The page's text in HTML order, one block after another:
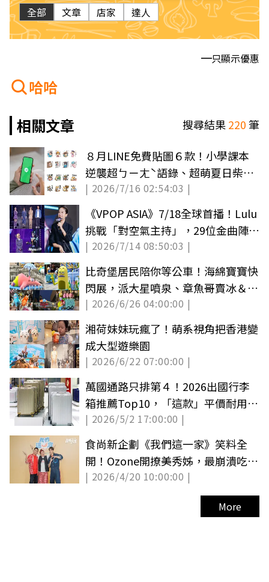
全部 文章 店家 達人
只顯示優惠
哈哈
相關文章
搜尋結果220筆
８月LINE免費貼圖６款！小學課本
逆襲超ㄅㄧㄤˋ語錄、超萌夏日柴犬
度假趣
| 2026/7/16 02:54:03 |
《VPOP ASIA》7/18全球首播！Lulu
挑戰「對空氣主持」，29位金曲陣容
把關
| 2026/7/14 08:50:03 |
比奇堡居民陪你等公車！海綿寶寶快
閃展，派大星噴泉、章魚哥賣冰＆百
隻厭世魚
| 2026/6/26 04:00:00 |
湘荷妹妹玩瘋了！萌系視角把香港變
成大型遊樂園
| 2026/6/22 07:00:00 |
萬國通路只排第４！2026出國行李
箱推薦Top10，「這款」平價耐用、
滑順好推
| 2026/5/2 17:00:00 |
食尚新企劃《我們這一家》笑料全
開！Ozone開撩美秀姊，最崩潰吃豬
牙齦（中獎公布）
| 2026/4/20 10:00:00 |
More